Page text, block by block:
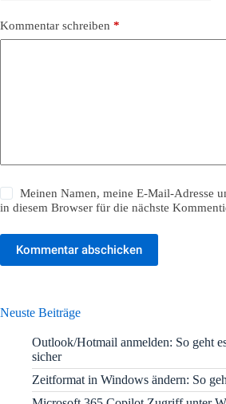
Kommentar schreiben *
Meinen Namen, meine E-Mail-Adresse
in diesem Browser für die nächste
Kommentar abschicken
Neuste Beiträge
Outlook/Hotmail anmelden: So geht
sicher
Zeitformat in Windows ändern: So